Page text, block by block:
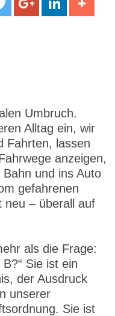
Umbruch.
Alltag ein, wir
Fahrten, lassen
anzeigen,
und ins Auto
gefahrenen
neu – überall auf
als die Frage:
Sie ist ein
der Ausdruck
unserer
Sie ist